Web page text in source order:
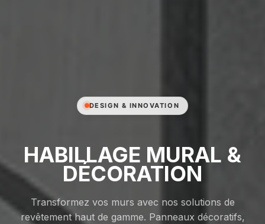
DESIGN & INNOVATION
HABILLAGE MURAL &
DÉCORATION
Transformez vos murs avec nos solutions de
revêtement haut de gamme. Panneaux décoratifs,